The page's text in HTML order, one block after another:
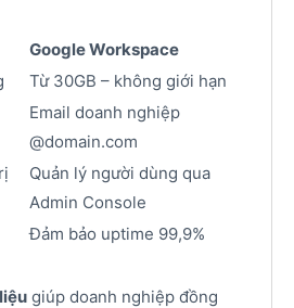
Google Workspace
Từ 30GB – không giới hạn
Email doanh nghiệp
@domain.com
Quản lý người dùng qua
Admin Console
Đảm bảo uptime 99,9%
giúp doanh nghiệp đồng